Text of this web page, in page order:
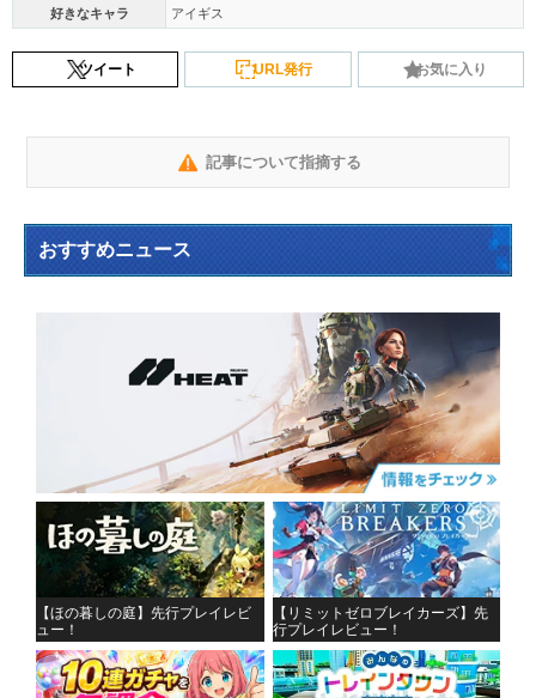
好きなキャラ アイギス
ツイート URL発行 お気に入り
記事について指摘する
おすすめニュース
【ほの暮しの庭】先行プレイレビ
ュー！
【リミットゼロブレイカーズ】先
行プレイレビュー！